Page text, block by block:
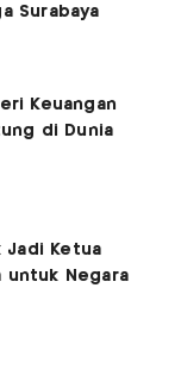
Surabaya
Keuangan
di Dunia
Jadi Ketua
untuk Negara